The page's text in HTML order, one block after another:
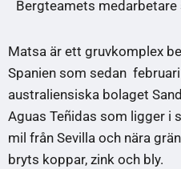
Bergteamets
Matsa är ett gruvkomplex
Spanien som sedan
australiensiska bolaget
Aguas Teñidas som ligger i
mil från Sevilla och nära
bryts koppar, zink och bly.